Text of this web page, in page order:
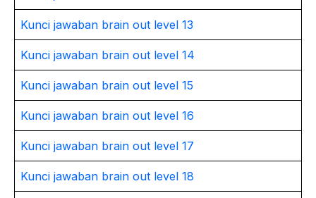
Kunci jawaban brain out level 13
Kunci jawaban brain out level 14
Kunci jawaban brain out level 15
Kunci jawaban brain out level 16
Kunci jawaban brain out level 17
Kunci jawaban brain out level 18